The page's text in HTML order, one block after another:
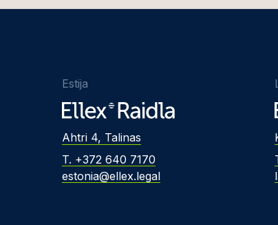
Estija
Ahtri 4, Talinas
T. +372 640 7170
estonia@ellex.legal